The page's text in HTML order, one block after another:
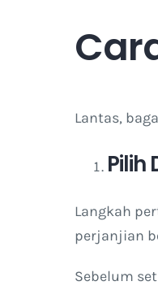
Lantas,
Pilih
Langkah
perjanjian
Sebelum